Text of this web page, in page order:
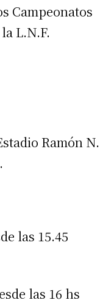
Campeonatos
L.N.F.
Ramón N.
las 15.45
las 16 hs